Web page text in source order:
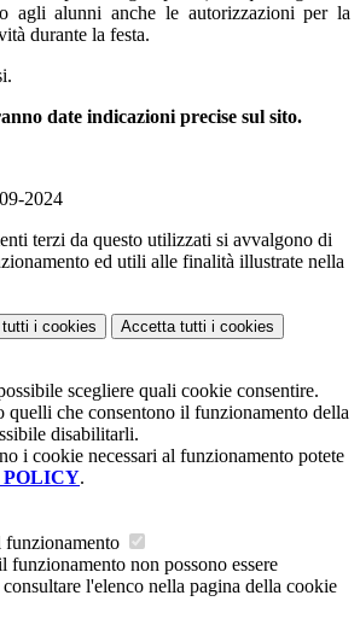
agli alunni anche le autorizzazioni per la
durante la festa.
date indicazioni precise sul sito.
2024
terzi da questo utilizzati si avvalgono di
ed utili alle finalità illustrate nella
tutti i cookies Accetta tutti i cookies
scegliere quali cookie consentire.
quelli che consentono il funzionamento della
disabilitarli.
i cookie necessari al funzionamento potete
POLICY.
funzionamento
funzionamento non possono essere
l'elenco nella pagina della cookie